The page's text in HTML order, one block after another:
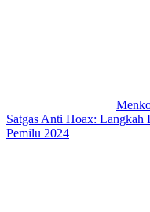
Satgas Anti Hoax: Langkah
Pemilu 2024